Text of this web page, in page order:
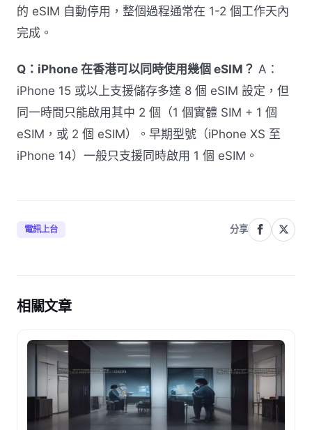
的 eSIM 自動停用，整個過程通常在 1-2 個工作天內
完成。
Q：iPhone 在香港可以同時使用幾個 eSIM？ A：
iPhone 15 或以上支援儲存多達 8 個 eSIM 設定，但
同一時間只能啟用其中 2 個（1 個實體 SIM + 1 個
eSIM，或 2 個 eSIM）。早期型號（iPhone XS 至
iPhone 14）一般只支援同時啟用 1 個 eSIM。
電訊上台 分享
相關文章